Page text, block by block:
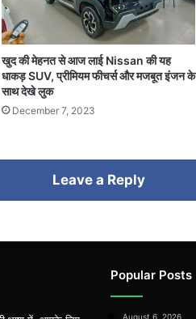
खुद की मेहनत से आज लाई Nissan की यह
धाकड़ SUV, प्रीमियम फीचर्स और मजबूत इंजन के
साथ देखे लुक
December 7, 2023
Leave a Reply
Popular Posts
August 6, 2026